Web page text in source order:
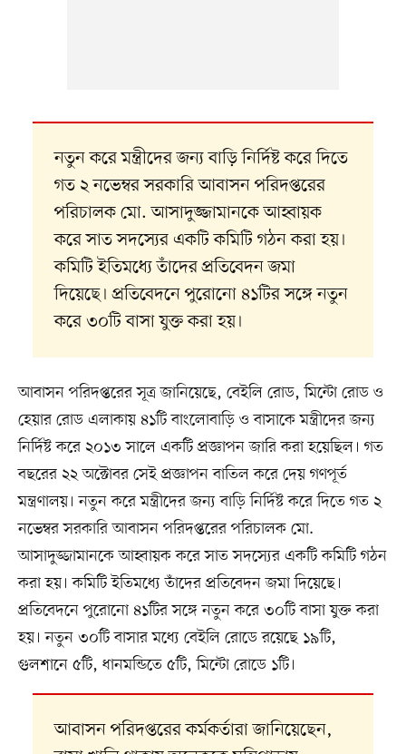
নতুন করে মন্ত্রীদের জন্য বাড়ি নির্দিষ্ট করে দিতে
গত ২ নভেম্বর সরকারি আবাসন পরিদপ্তরের
পরিচালক মো. আসাদুজ্জামানকে আহ্বায়ক
করে সাত সদস্যের একটি কমিটি গঠন করা হয়।
কমিটি ইতিমধ্যে তাঁদের প্রতিবেদন জমা
দিয়েছে। প্রতিবেদনে পুরোনো ৪১টির সঙ্গে নতুন
করে ৩০টি বাসা যুক্ত করা হয়।
আবাসন পরিদপ্তরের সূত্র জানিয়েছে, বেইলি রোড, মিন্টো রোড ও
হেয়ার রোড এলাকায় ৪১টি বাংলোবাড়ি ও বাসাকে মন্ত্রীদের জন্য
নির্দিষ্ট করে ২০১৩ সালে একটি প্রজ্ঞাপন জারি করা হয়েছিল। গত
বছরের ২২ অক্টোবর সেই প্রজ্ঞাপন বাতিল করে দেয় গণপূর্ত
মন্ত্রণালয়। নতুন করে মন্ত্রীদের জন্য বাড়ি নির্দিষ্ট করে দিতে গত ২
নভেম্বর সরকারি আবাসন পরিদপ্তরের পরিচালক মো.
আসাদুজ্জামানকে আহ্বায়ক করে সাত সদস্যের একটি কমিটি গঠন
করা হয়। কমিটি ইতিমধ্যে তাঁদের প্রতিবেদন জমা দিয়েছে।
প্রতিবেদনে পুরোনো ৪১টির সঙ্গে নতুন করে ৩০টি বাসা যুক্ত করা
হয়। নতুন ৩০টি বাসার মধ্যে বেইলি রোডে রয়েছে ১৯টি,
গুলশানে ৫টি, ধানমন্ডিতে ৫টি, মিন্টো রোডে ১টি।
আবাসন পরিদপ্তরের কর্মকর্তারা জানিয়েছেন,